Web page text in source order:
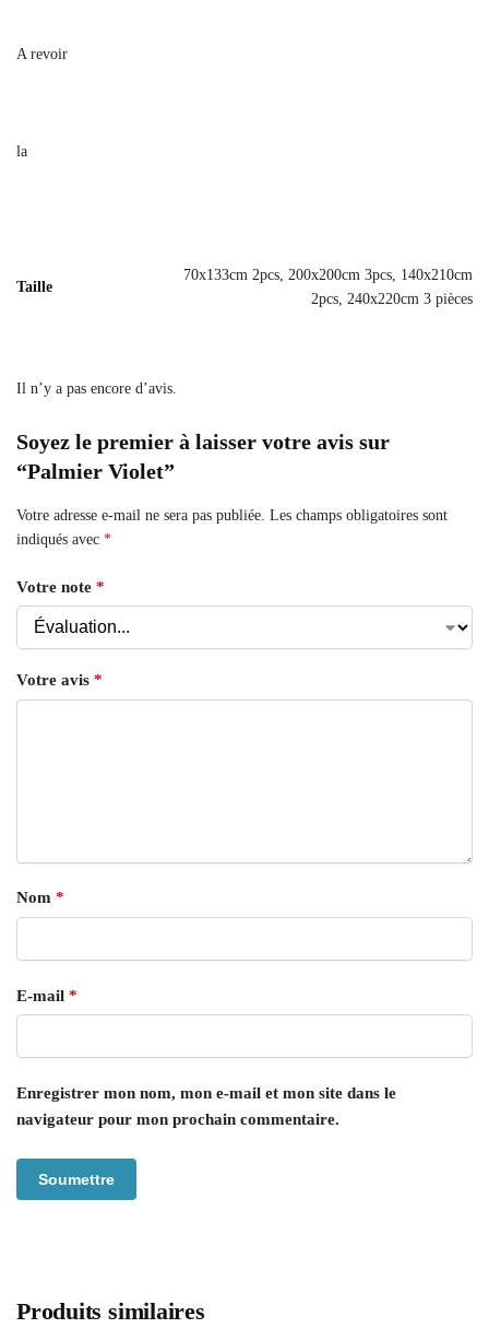
A revoir
la
Taille
70x133cm 2pcs, 200x200cm 3pcs, 140x210cm
2pcs, 240x220cm 3 pièces
Il n’y a pas encore d’avis.
Soyez le premier à laisser votre avis sur
“Palmier Violet”
Votre adresse e-mail ne sera pas publiée. Les champs obligatoires sont
indiqués avec *
Votre note *
Votre avis *
Nom *
E-mail *
Enregistrer mon nom, mon e-mail et mon site dans le
navigateur pour mon prochain commentaire.
Produits similaires